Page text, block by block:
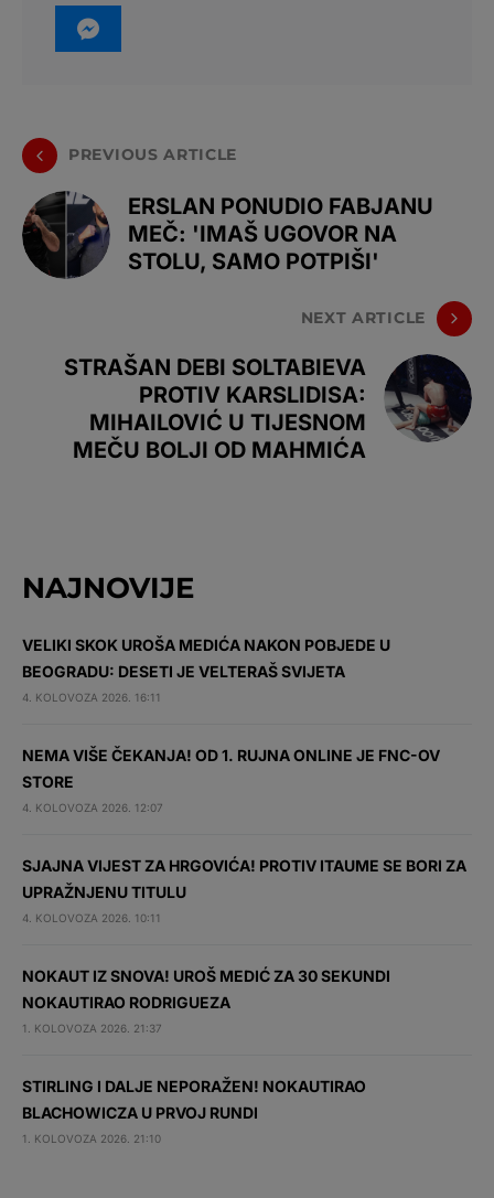
PREVIOUS ARTICLE
ERSLAN PONUDIO FABJANU
MEČ: 'IMAŠ UGOVOR NA
STOLU, SAMO POTPIŠI'
NEXT ARTICLE
STRAŠAN DEBI SOLTABIEVA
PROTIV KARSLIDISA:
MIHAILOVIĆ U TIJESNOM
MEČU BOLJI OD MAHMIĆA
NAJNOVIJE
VELIKI SKOK UROŠA MEDIĆA NAKON POBJEDE U
BEOGRADU: DESETI JE VELTERAŠ SVIJETA
4. KOLOVOZA 2026. 16:11
NEMA VIŠE ČEKANJA! OD 1. RUJNA ONLINE JE FNC-OV
STORE
4. KOLOVOZA 2026. 12:07
SJAJNA VIJEST ZA HRGOVIĆA! PROTIV ITAUME SE BORI ZA
UPRAŽNJENU TITULU
4. KOLOVOZA 2026. 10:11
NOKAUT IZ SNOVA! UROŠ MEDIĆ ZA 30 SEKUNDI
NOKAUTIRAO RODRIGUEZA
1. KOLOVOZA 2026. 21:37
STIRLING I DALJE NEPORAŽEN! NOKAUTIRAO
BLACHOWICZA U PRVOJ RUNDI
1. KOLOVOZA 2026. 21:10